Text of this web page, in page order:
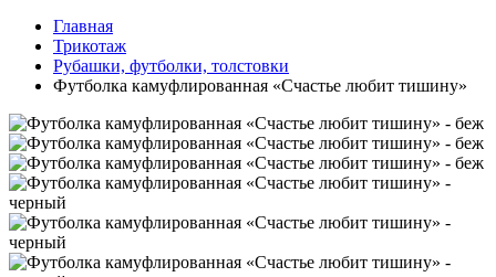
Главная
Трикотаж
Рубашки, футболки, толстовки
Футболка камуфлированная «Счастье любит тишину»